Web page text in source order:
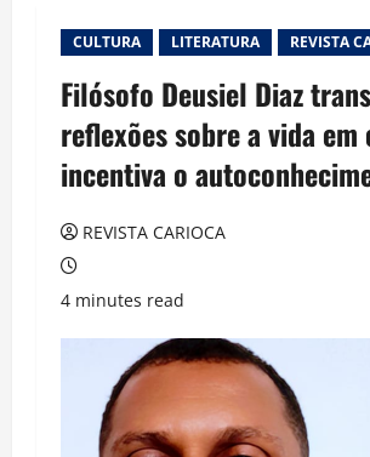
CULTURA LITERATURA REVISTA
Filósofo Deusiel Diaz
reflexões sobre a vida em
incentiva o
REVISTA CARIOCA
4 minutes read